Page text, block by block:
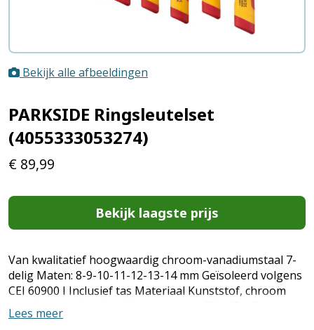
Bekijk alle afbeeldingen
PARKSIDE Ringsleutelset
(4055333053274)
€ 89,99
Bekijk laagste prijs
Van kwalitatief hoogwaardig chroom-vanadiumstaal 7-
delig Maten: 8-9-10-11-12-13-14 mm Geïsoleerd volgens
CEI 60900 I Inclusief tas Materiaal Kunststof, chroom
vanadiumstaal, nylon Afmetingen ca. 25 x 15 x 3 cm
Gewicht Ca. 870 g I Voor het veilig werken op onder
Lees meer